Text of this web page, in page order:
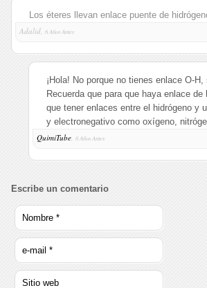
Los éteres llevan enlace puente de
Adalid, 6 Años Antes
¡Hola! No porque no tienes enlace O-
Recuerda que para que haya enlace de
que tener enlaces entre el hidrógeno y
y electronegativo como oxígeno,
QuimiTube, 6 Años Antes
Escribe un comentario